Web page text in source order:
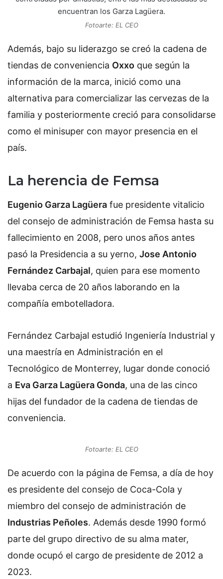
Fotoarte: EL CEO
Además, bajo su liderazgo se creó la cadena de
tiendas de conveniencia Oxxo que según la
información de la marca, inició como una
alternativa para comercializar las cervezas de la
familia y posteriormente creció para consolidarse
como el minisuper con mayor presencia en el
país.
La herencia de Femsa
Eugenio Garza Lagüera fue presidente vitalicio
del consejo de administración de Femsa hasta su
fallecimiento en 2008, pero unos años antes
pasó la Presidencia a su yerno, Jose Antonio
Fernández Carbajal, quien para ese momento
llevaba cerca de 20 años laborando en la
compañía embotelladora.
Fernández Carbajal estudió Ingeniería Industrial y
una maestría en Administración en el
Tecnológico de Monterrey, lugar donde conoció
a Eva Garza Lagüera Gonda, una de las cinco
hijas del fundador de la cadena de tiendas de
conveniencia.
Fotoarte: EL CEO
De acuerdo con la página de Femsa, a día de hoy
es presidente del consejo de Coca-Cola y
miembro del consejo de administración de
Industrias Peñoles. Además desde 1990 formó
parte del grupo directivo de su alma mater,
donde ocupó el cargo de presidente de 2012 a
2023.